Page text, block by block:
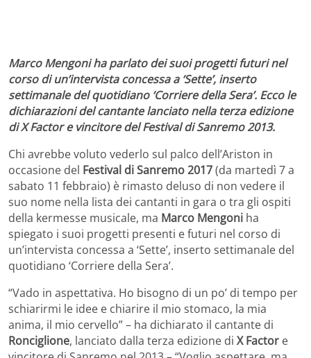
Marco Mengoni ha parlato dei suoi progetti futuri nel
corso di un’intervista concessa a ‘Sette’, inserto
settimanale del quotidiano ‘Corriere della Sera’. Ecco le
dichiarazioni del cantante lanciato nella terza edizione
di X Factor e vincitore del Festival di Sanremo 2013.
Chi avrebbe voluto vederlo sul palco dell’Ariston in
occasione del Festival di Sanremo 2017(da martedì 7 a
sabato 11 febbraio) è rimasto deluso di non vedere il
suo nome nella lista dei cantanti in gara o tra gli ospiti
della kermesse musicale, ma Marco Mengoni ha
spiegato i suoi progetti presenti e futuri nel corso di
un’intervista concessa a ‘Sette’, inserto settimanale del
quotidiano ‘Corriere della Sera’.
“Vado in aspettativa. Ho bisogno di un po’ di tempo per
schiarirmi le idee e chiarire il mio stomaco, la mia
anima, il mio cervello” – ha dichiarato il cantante di
Ronciglione, lanciato dalla terza edizione di X Factor e